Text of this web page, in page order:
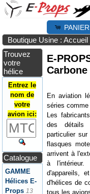
PANIER
Boutique Usine : Accueil
Trouvez
votre
hélice
Entrez le
nom de
votre
avion ici:
Catalogue
GAMME
Hélices E-
Props 13
E-
Carbone
En aviation
séries comme
Les
des détails
particulier
flasques
arrivent à
à l'intérieur.
d'appareils,
d'hélices de
tous les